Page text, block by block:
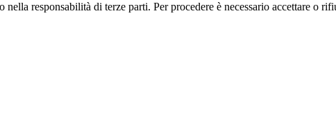
responsabilità di terze parti. Per procedere è necessario accettare o